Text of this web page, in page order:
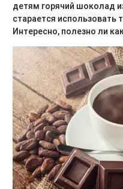
детям горячий шоколад
старается использовать
Интересно, полезно ли